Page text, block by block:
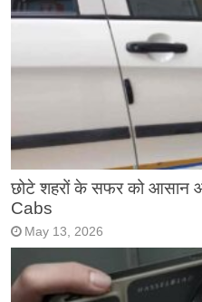
छोटे शहरों के सफर को आसान
Cabs
May 13, 2026